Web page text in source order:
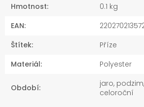
Hmotnost:
0.1 kg
EAN:
Štítek:
Příze
Materiál: Polyester
Období:
jaro,
celoroční